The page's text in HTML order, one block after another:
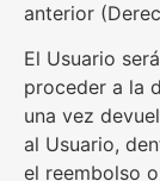
anterior
El Usuario
proceder a la
una vez
al Usuario,
el reembolso